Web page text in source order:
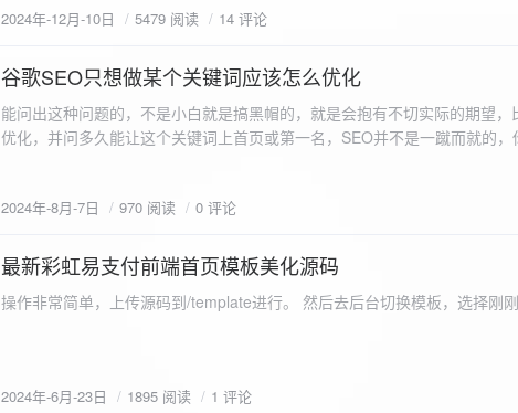
2024年-12月-10日 5479 阅读 14 评论
2024-8-7
谷歌SEO只想做某个关键词应该怎么优化
能问出这种问题的，不是小白就是搞黑帽的，就是会抱有不切实际的期望
优化，并问多久能让这个关键词上首页或第一名，SEO并不是一蹴而就的
2024年-8月-7日 970 阅读 0 评论
2024-6-23
最新彩虹易支付前端首页模板美化源码
操作非常简单，上传源码到/template进行。 然后去后台切换模板，选择刚刚
2024年-6月-23日 1895 阅读 1 评论